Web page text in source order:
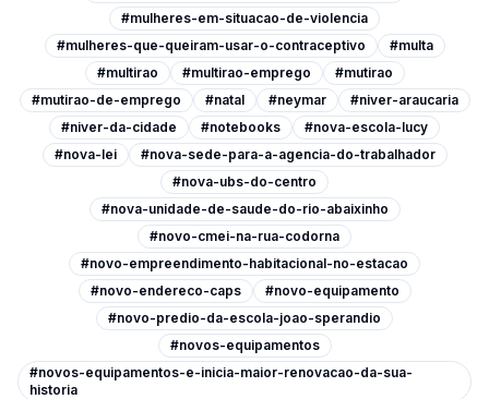
#mulheres-em-situacao-de-violencia
#mulheres-que-queiram-usar-o-contraceptivo
#multa
#multirao
#multirao-emprego
#mutirao
#mutirao-de-emprego
#natal #neymar
#niver-araucaria
#niver-da-cidade
#notebooks
#nova-escola-lucy
#nova-lei
#nova-sede-para-a-agencia-do-trabalhador
#nova-ubs-do-centro
#nova-unidade-de-saude-do-rio-abaixinho
#novo-cmei-na-rua-codorna
#novo-empreendimento-habitacional-no-estacao
#novo-endereco-caps
#novo-equipamento
#novo-predio-da-escola-joao-sperandio
#novos-equipamentos
#novos-equipamentos-e-inicia-maior-renovacao-da-sua-
historia